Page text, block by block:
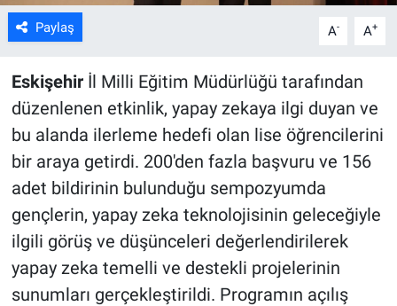
Paylaş A- A+
Eskişehirİl Milli Eğitim Müdürlüğü tarafından
düzenlenen etkinlik, yapay zekaya ilgi duyan ve
bu alanda ilerleme hedefi olan lise öğrencilerini
bir araya getirdi. 200'den fazla başvuru ve 156
adet bildirinin bulunduğu sempozyumda
gençlerin, yapay zeka teknolojisinin geleceğiyle
ilgili görüş ve düşünceleri değerlendirilerek
yapay zeka temelli ve destekli projelerinin
sunumları gerçekleştirildi. Programın açılış